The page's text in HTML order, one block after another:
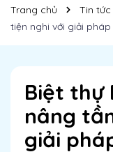
Trang chủ Tin tức
tiện nghi với giải
Biệt thự
nâng
giải